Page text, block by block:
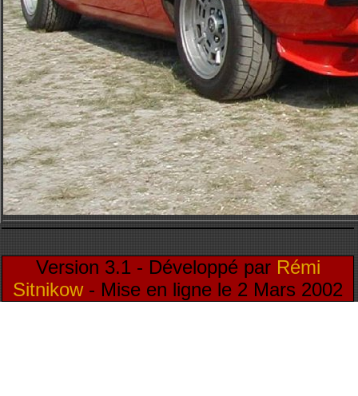
Version 3.1 - Développé par Rémi
Sitnikow- Mise en ligne le 2 Mars 2002